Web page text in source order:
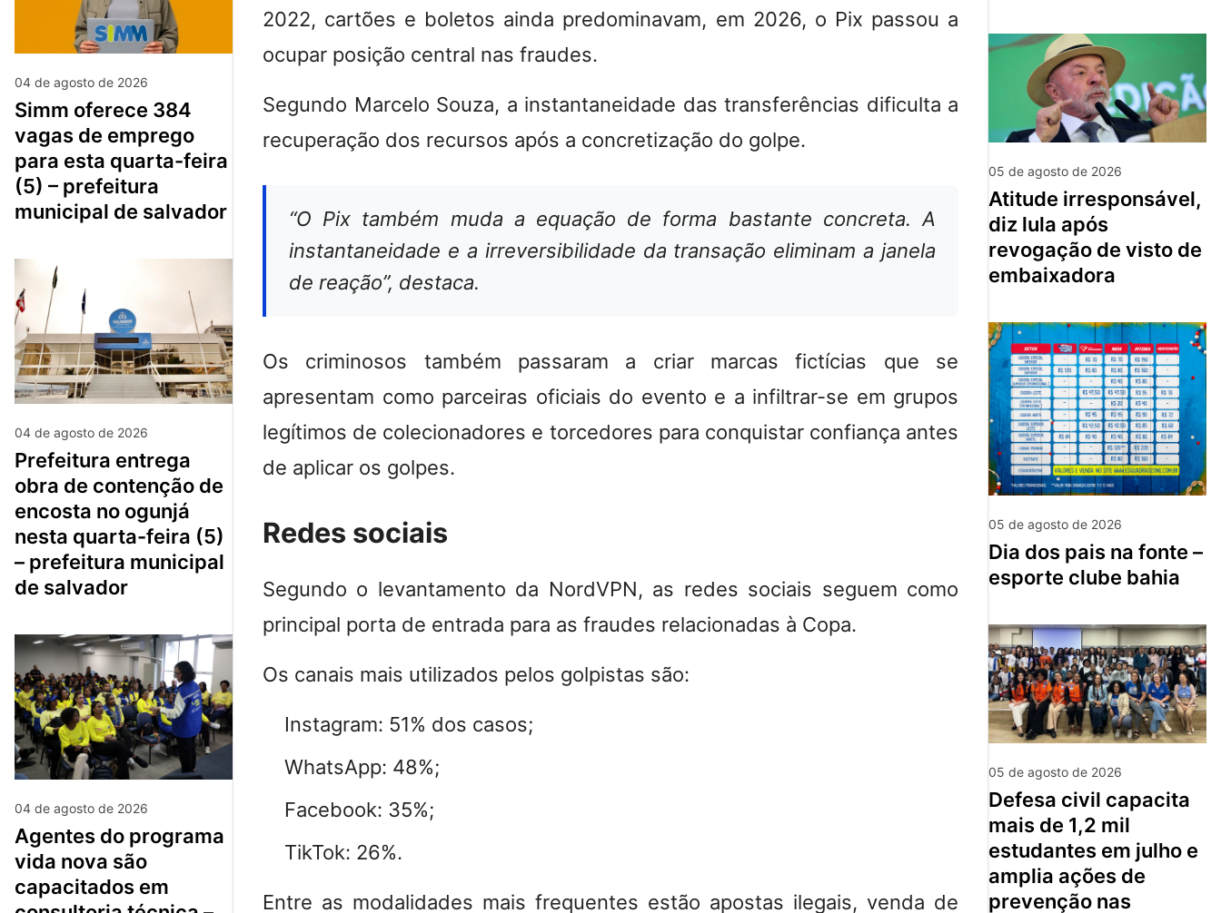
04 de agosto de 2026
simm oferece 384
vagas de emprego
para esta quarta-feira
(5) – prefeitura
municipal de salvador
04 de agosto de 2026
prefeitura entrega
obra de contenção de
encosta no ogunjá
nesta quarta-feira (5)
– prefeitura municipal
de salvador
04 de agosto de 2026
agentes do programa
vida nova são
capacitados em
2022, cartões e boletos ainda predominavam, em 2026, o Pix passou a
ocupar posição central nas fraudes.
Segundo Marcelo Souza, a instantaneidade das transferências dificulta a
recuperação dos recursos após a concretização do golpe.
“O Pix também muda a equação de forma bastante concreta. A
instantaneidade e a irreversibilidade da transação eliminam a janela
de reação”, destaca.
Os criminosos também passaram a criar marcas fictícias que se
apresentam como parceiras oficiais do evento e a infiltrar-se em grupos
legítimos de colecionadores e torcedores para conquistar confiança antes
de aplicar os golpes.
Redes sociais
Segundo o levantamento da NordVPN, as redes sociais seguem como
principal porta de entrada para as fraudes relacionadas à Copa.
Os canais mais utilizados pelos golpistas são:
Instagram: 51% dos casos;
WhatsApp: 48%;
Facebook: 35%;
TikTok: 26%.
Entre as modalidades mais frequentes estão apostas ilegais, venda de
05 de agosto de 2026
atitude irresponsável,
diz lula após
revogação de visto de
embaixadora
05 de agosto de 2026
dia dos pais na fonte –
esporte clube bahia
05 de agosto de 2026
defesa civil capacita
mais de 1,2 mil
estudantes em julho e
amplia ações de
prevenção nas